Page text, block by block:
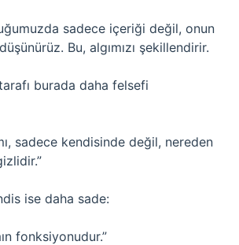
sadece içeriği değil, onun
Bu, algımızı şekillendirir.
burada daha felsefi
sadece kendisinde değil, nereden
ise daha sade:
fonksiyonudur.”